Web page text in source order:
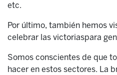
etc.
Por último, también hemos
celebrar las victoriaspara
Somos conscientes de que
hacer en estos sectores. La